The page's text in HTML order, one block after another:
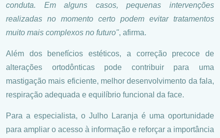
conduta. Em alguns casos, pequenas intervenções
realizadas no momento certo podem evitar tratamentos
muito mais complexos no futuro", afirma.
Além dos benefícios estéticos, a correção precoce de
alterações ortodônticas pode contribuir para uma
mastigação mais eficiente, melhor desenvolvimento da fala,
respiração adequada e equilíbrio funcional da face.
Para a especialista, o Julho Laranja é uma oportunidade
para ampliar o acesso à informação e reforçar a importância